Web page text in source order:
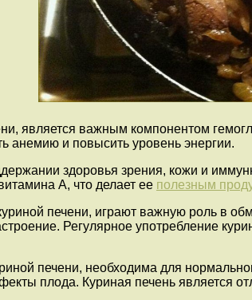
является важным компонентом
анемию и повысить уровень энергии.
здоровья зрения, кожи и
A, что делает ее полезным
печени, играют важную роль в
Регулярное употребление
печени, необходима для
плода. Куриная печень является